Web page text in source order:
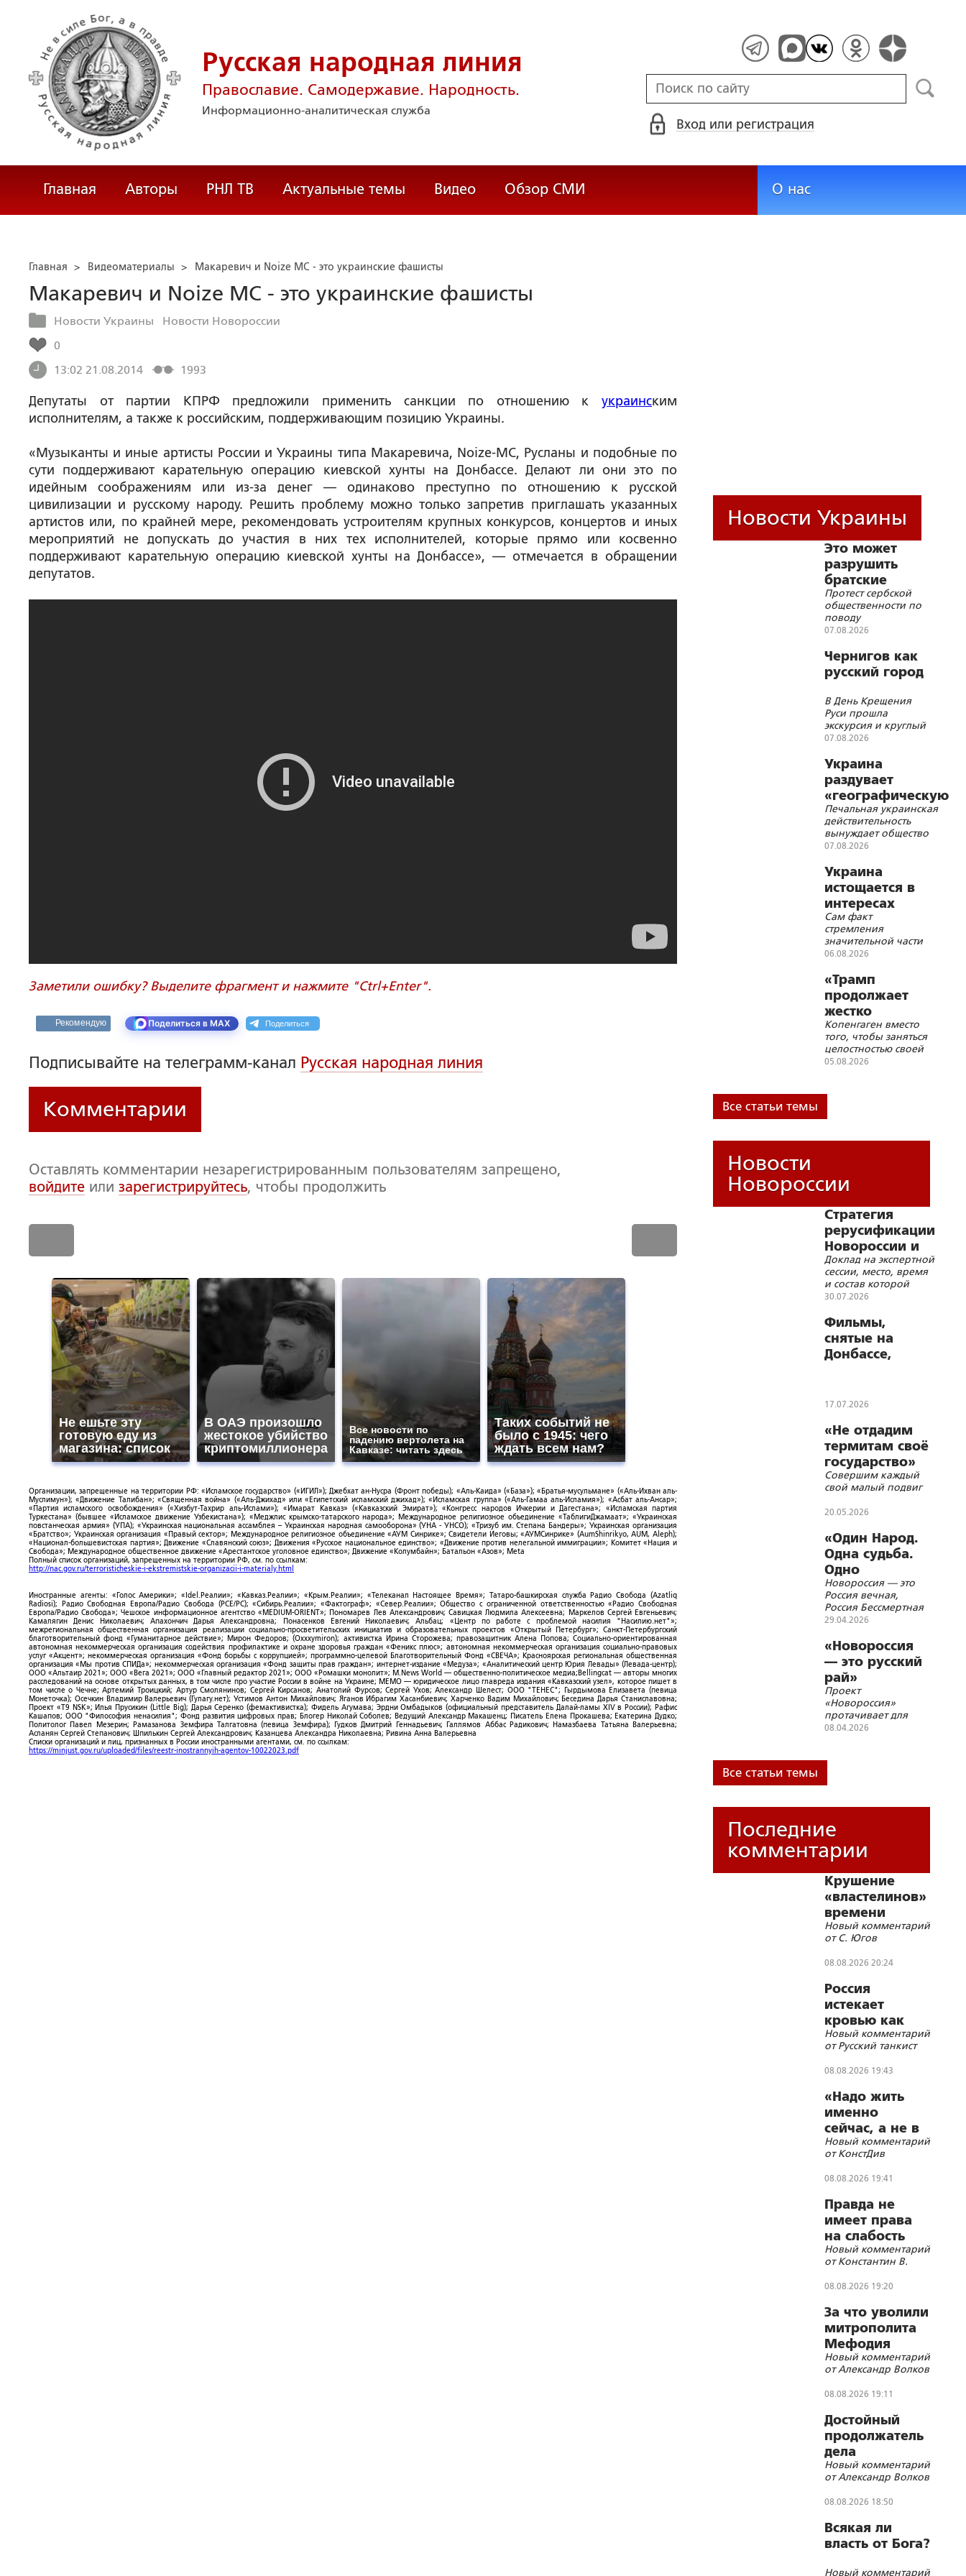
Русская народная линия
Православие. Самодержавие. Народность.
Информационно-аналитическая служба
Вход или регистрация
Главная Авторы РНЛ ТВ Актуальные темы Видео Обзор СМИ О нас
Главная > Видеоматериалы > Макаревич и Noize MC - это украинские фашисты
Макаревич и Noize MC - это украинские фашисты
Новости Украины
Новости Новороссии
0
13:02 21.08.2014
1993
Депутаты от партии КПРФ предложили применить санкции по отношению к украинским
исполнителям, а также к российским, поддерживающим позицию Украины.
«Музыканты и иные артисты России и Украины типа Макаревича, Noize-MC, Русланы и подобные по
сути поддерживают карательную операцию киевской хунты на Донбассе. Делают ли они это по
идейным соображениям или из-за денег — одинаково преступно по отношению к русской
цивилизации и русскому народу. Решить проблему можно только запретив приглашать указанных
артистов или, по крайней мере, рекомендовать устроителям крупных конкурсов, концертов и иных
мероприятий не допускать до участия в них тех исполнителей, которые прямо или косвенно
поддерживают карательную операцию киевской хунты на Донбассе», — отмечается в обращении
депутатов.
Заметили ошибку? Выделите фрагмент и нажмите "Ctrl+Enter".
Рекомендую Поделиться в MAX Поделиться
Подписывайте на телеграмм-канал Русская народная линия
Комментарии
Оставлять комментарии незарегистрированным пользователям запрещено,
войдите или зарегистрируйтесь, чтобы продолжить
Не ешьте эту
готовую еду из
магазина: список
В ОАЭ произошло
жестокое убийство
криптомиллионера
Все новости по
падению вертолета на
Кавказе: читать здесь
Таких событий не
было с 1945: чего
ждать всем нам?
Организации, запрещенные на территории РФ: «Исламское государство» («ИГИЛ»); Джебхат ан-Нусра (Фронт победы); «Аль-Каида» («База»); «Братья-мусульмане» («Аль-Ихван аль-
Муслимун»); «Движение Талибан»; «Священная война» («Аль-Джихад» или «Египетский исламский джихад»); «Исламская группа» («Аль-Гамаа аль-Исламия»); «Асбат аль-Ансар»;
«Партия исламского освобождения» («Хизбут-Тахрир аль-Ислами»); «Имарат Кавказ» («Кавказский Эмират»); «Конгресс народов Ичкерии и Дагестана»; «Исламская партия
Туркестана» (бывшее «Исламское движение Узбекистана»); «Меджлис крымско-татарского народа»; Международное религиозное объединение «ТаблигиДжамаат»; «Украинская
повстанческая армия» (УПА); «Украинская национальная ассамблея – Украинская народная самооборона» (УНА - УНСО); «Тризуб им. Степана Бандеры»; Украинская организация
«Братство»; Украинская организация «Правый сектор»; Международное религиозное объединение «АУМ Синрике»; Свидетели Иеговы; «АУМСинрике» (AumShinrikyo, AUM, Aleph);
«Национал-большевистская партия»; Движение «Славянский союз»; Движения «Русское национальное единство»; «Движение против нелегальной иммиграции»; Комитет «Нация и
Свобода»; Международное общественное движение «Арестантское уголовное единство»; Движение «Колумбайн»; Батальон «Азов»; Meta
Полный список организаций, запрещенных на территории РФ, см. по ссылкам:
http://nac.gov.ru/terroristicheskie-i-ekstremistskie-organizacii-i-materialy.html
Иностранные агенты: «Голос Америки»; «Idel.Реалии»; «Кавказ.Реалии»; «Крым.Реалии»; «Телеканал Настоящее Время»; Татаро-башкирская служба Радио Свобода (Azatliq
Radiosi); Радио Свободная Европа/Радио Свобода (PCE/PC); «Сибирь.Реалии»; «Фактограф»; «Север.Реалии»; Общество с ограниченной ответственностью «Радио Свободная
Европа/Радио Свобода»; Чешское информационное агентство «MEDIUM-ORIENT»; Пономарев Лев Александрович; Савицкая Людмила Алексеевна; Маркелов Сергей Евгеньевич;
Камалягин Денис Николаевич; Апахончич Дарья Александровна; Понасенков Евгений Николаевич; Альбац; «Центр по работе с проблемой насилия "Насилию.нет"»;
межрегиональная общественная организация реализации социально-просветительских инициатив и образовательных проектов «Открытый Петербург»; Санкт-Петербургский
благотворительный фонд «Гуманитарное действие»; Мирон Федоров; (Oxxxymiron); активистка Ирина Сторожева; правозащитник Алена Попова; Социально-ориентированная
автономная некоммерческая организация содействия профилактике и охране здоровья граждан «Феникс плюс»; автономная некоммерческая организация социально-правовых
услуг «Акцент»; некоммерческая организация «Фонд борьбы с коррупцией»; программно-целевой Благотворительный Фонд «СВЕЧА»; Красноярская региональная общественная
организация «Мы против СПИДа»; некоммерческая организация «Фонд защиты прав граждан»; интернет-издание «Медуза»; «Аналитический центр Юрия Левады» (Левада-центр);
ООО «Альтаир 2021»; ООО «Вега 2021»; ООО «Главный редактор 2021»; ООО «Ромашки монолит»; M.News World — общественно-политическое медиа;Bellingcat — авторы многих
расследований на основе открытых данных, в том числе про участие России в войне на Украине; МЕМО — юридическое лицо главреда издания «Кавказский узел», которое пишет в
том числе о Чечне; Артемий Троицкий; Артур Смолянинов; Сергей Кирсанов; Анатолий Фурсов; Сергей Ухов; Александр Шелест; ООО "ТЕНЕС"; Гырдымова Елизавета (певица
Монеточка); Осечкин Владимир Валерьевич (Гулагу.нет); Устимов Антон Михайлович; Яганов Ибрагим Хасанбиевич; Харченко Вадим Михайлович; Беседина Дарья Станиславовна;
Проект «T9 NSK»; Илья Прусикин (Little Big); Дарья Серенко (фемактивистка); Фидель Агумава; Эрдни Омбадыков (официальный представитель Далай-ламы XIV в России); Рафис
Кашапов; ООО "Философия ненасилия"; Фонд развития цифровых прав; Блогер Николай Соболев; Ведущий Александр Макашенц; Писатель Елена Прокашева; Екатерина Дудко;
Политолог Павел Мезерин; Рамазанова Земфира Талгатовна (певица Земфира); Гудков Дмитрий Геннадьевич; Галлямов Аббас Радикович; Намазбаева Татьяна Валерьевна;
Асланян Сергей Степанович; Шпилькин Сергей Александрович; Казанцева Александра Николаевна; Ривина Анна Валерьевна
Списки организаций и лиц, признанных в России иностранными агентами, см. по ссылкам:
https://minjust.gov.ru/uploaded/files/reestr-inostrannyih-agentov-10022023.pdf
Новости Украины
Это может
разрушить
братские
отношения с
Россией
Протест сербской
общественности по
поводу
приглашения
официальным
визитом в Сербию
07.08.2026
Чернигов как
русский город
В День Крещения
Руси прошла
экскурсия и круглый
стол Института стран
07.08.2026
Украина
раздувает
«географическую
войну» с
Польшей
Печальная украинская
действительность
вынуждает общество
требовать новой
наркотика – иначе
начинается ломка
07.08.2026
Украина
истощается в
интересах
Запада
Сам факт
стремления
значительной части
украинских
конфронтации с
Россией, в том числе
военной, носит
иррациональный
характер
06.08.2026
«Трамп
продолжает
жестко
троллить
Данию»
Копенгаген вместо
того, чтобы заняться
целостностью своей
страны, с головой
05.08.2026
Все статьи темы
Новости
Новороссии
Стратегия
рерусификации
Новороссии и
Малороссии
Доклад на экспертной
сессии, место, время
и состав которой
просили не
30.07.2026
Фильмы,
снятые на
Донбассе,
17.07.2026
«Не отдадим
термитам своё
государство»
Совершим каждый
свой малый подвиг
20.05.2026
«Один Народ.
Одна судьба.
Одно
бессмертие»
Новороссия — это
Россия вечная,
Россия Бессмертная
29.04.2026
«Новороссия
— это русский
рай»
Проект
«Новороссия»
протачивает для
Русской Истории
08.04.2026
Все статьи темы
Последние
комментарии
Крушение
«властелинов»
времени
Новый комментарий
от С. Югов
08.08.2026 20:24
Россия
истекает
кровью как
жертвенное
животное?
Новый комментарий
от Русский танкист
08.08.2026 19:43
«Надо жить
именно
сейчас, а не в
будущем,
которое ещё
не настало»
Новый комментарий
от КонстДив
08.08.2026 19:41
Правда не
имеет права
на слабость
Новый комментарий
от Константин В.
08.08.2026 19:20
За что уволили
митрополита
Мефодия
(Немцова)?
Новый комментарий
от Александр Волков
08.08.2026 19:11
Достойный
продолжатель
дела
Губельмана-
Ярославского
Новый комментарий
от Александр Волков
08.08.2026 18:50
Всякая ли
власть от Бога?
Новый комментарий